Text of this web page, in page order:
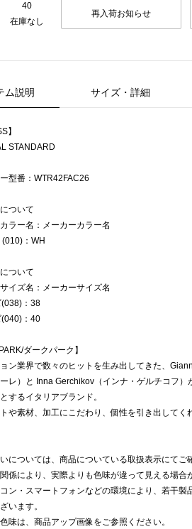
40
在庫なし
再入荷お知らせ
ム説明 サイズ・詳細
】
STANDARD
型番：WTR42FAC26
ついて
ラー名：メーカーカラー名
：WH
ついて
イズ名：メーカーサイズ名
：38
：40
ダークパーク】
ン業界で数々のヒットを生み出してきた、
レ）と Inna Gerchikov（インナ・ゲルチコフ）
するイタリアブランド。
や素材、加工にこだわり、個性を引き出してく
については、商品についている取扱表示にてご
係により、実際よりも色味が違って見える場合
ン・スマートフォンなどの環境により、若干製
います。
味は、商品アップ画像をご参照ください。